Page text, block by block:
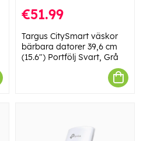
€51.99
Targus CitySmart väskor
bärbara datorer 39,6 cm
(15.6") Portfölj Svart, Grå